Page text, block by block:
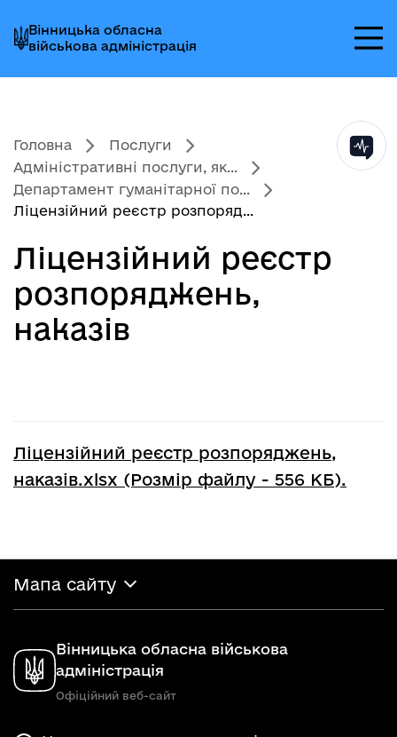
до
головного
меню
до
головного
вмісту
до
головного
колонтитула
Вінницька обласна
військова адміністрація
Головна
Послуги
Адміністративні послуги, як...
Департамент гуманітарної по...
Ліцензійний реєстр розпоряд...
Ліцензійний реєстр
розпоряджень,
наказів
Ліцензійний реєстр розпоряджень,
наказів.xlsx (Розмір файлу - 556 КБ).
Мапа сайту
Вінницька обласна військова
адміністрація
Офіційний веб-сайт